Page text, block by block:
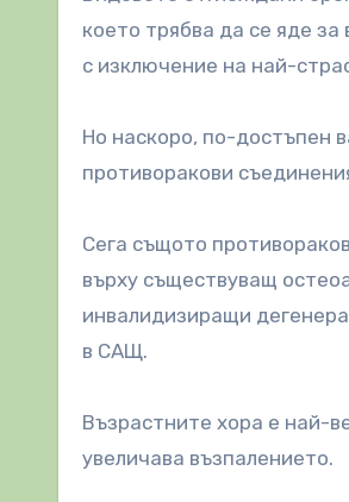
което трябва да се яде
с изключение на най-
Но наскоро, по-достъпен
противоракови
Сега същото
върху съществуващ
инвалидизиращи
в САЩ.
Възрастните хора е най-
увеличава възпалението.